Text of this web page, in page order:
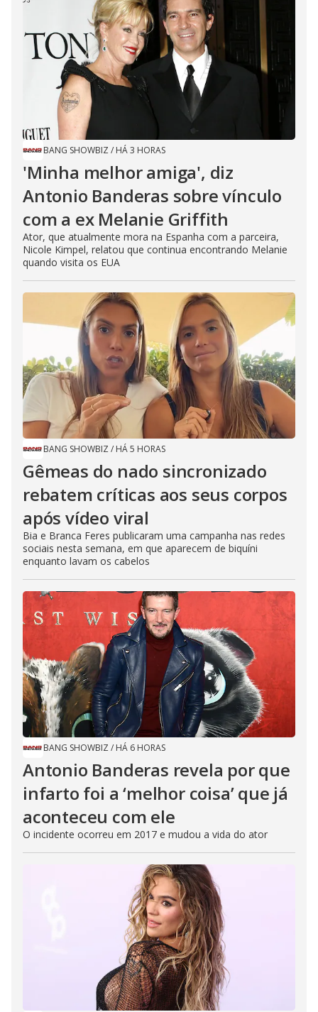
BANG SHOWBIZ / HÁ 3 HORAS
'Minha melhor amiga', diz
Antonio Banderas sobre vínculo
com a ex Melanie Griffith
Ator, que atualmente mora na Espanha com a parceira,
Nicole Kimpel, relatou que continua encontrando Melanie
quando visita os EUA
BANG SHOWBIZ / HÁ 5 HORAS
Gêmeas do nado sincronizado
rebatem críticas ​a​os seus corpos
após vídeo viral
Bia e Branca Feres publicaram uma campanha nas redes
sociais nesta semana, em que aparecem de biquíni
enquanto lavam os cabelos
BANG SHOWBIZ / HÁ 6 HORAS
Antonio Banderas revela por que
infarto foi a ‘melhor coisa’ que já
aconteceu com ele
O incidente ocorreu em 2017 e mudou a vida do ator